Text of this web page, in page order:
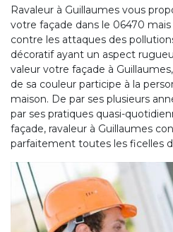
Ravaleur à Guillaumes vous
votre façade dans le 06470
contre les attaques des
décoratif ayant un aspect
valeur votre façade à
de sa couleur participe à la
maison. De par ses plusieurs
par ses pratiques quasi-
façade, ravaleur à Guillaumes
parfaitement toutes les ficelles